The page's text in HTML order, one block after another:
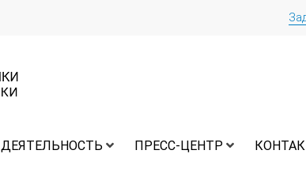
ДЕЯТЕЛЬНОСТЬ ПРЕСС-ЦЕНТР